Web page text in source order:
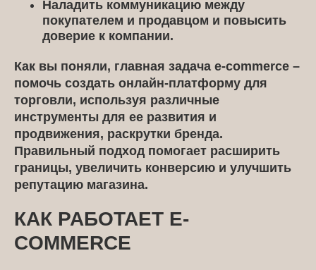
Наладить коммуникацию между
покупателем и продавцом и повысить
доверие к компании.
Как вы поняли, главная задача e-commerce –
помочь создать онлайн-платформу для
торговли, используя различные
инструменты для ее развития и
продвижения, раскрутки бренда.
Правильный подход помогает расширить
границы, увеличить конверсию и улучшить
репутацию магазина.
КАК РАБОТАЕТ E-
COMMERCE